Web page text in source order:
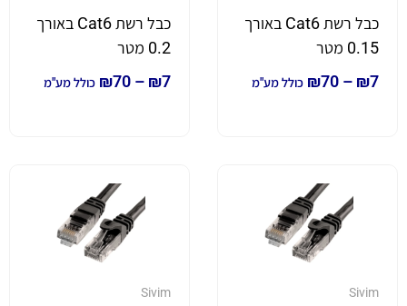
כבל רשת Cat6 באורך
0.15 מטר
₪7
–
₪70 כולל מע"מ
כבל רשת Cat6 באורך
0.2 מטר
₪7
–
₪70 כולל מע"מ
Sivim
Sivim